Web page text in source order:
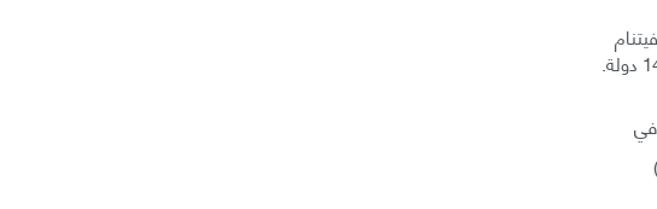
وفيتنام
في
غضون ثلاثة أعوام، بفضل مساعدة روبوتات البناء. صدر العام الماضي تقرير عن روبوت البناء الصيني (SLJ900/32)